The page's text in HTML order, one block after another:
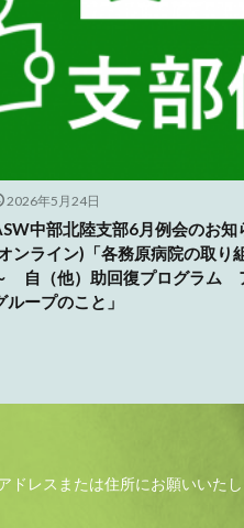
2026年5月24日
中部北陸支部6月例会のお知
ンライン)「各務原病院の取り
自（他）助回復プログラム
ループのこと」
レスまたは住所にお願いいたし